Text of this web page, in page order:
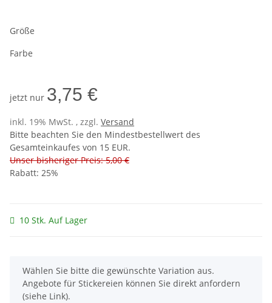
Größe
Farbe
jetzt nur 3,75 €
inkl. 19% MwSt. , zzgl. Versand
Bitte beachten Sie den Mindestbestellwert des
Gesamteinkaufes von 15 EUR.
Unser bisheriger Preis: 5,00 €
Rabatt: 25%
10 Stk. Auf Lager
x
Wählen Sie bitte die gewünschte Variation aus.
Angebote für Stickereien können Sie direkt anfordern
(siehe Link).